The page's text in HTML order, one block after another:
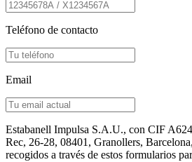
Teléfono de contacto
Email
Estabanell Impulsa S.A.U., con CIF
Rec, 26-28, 08401, Granollers,
recogidos a través de estos formularios